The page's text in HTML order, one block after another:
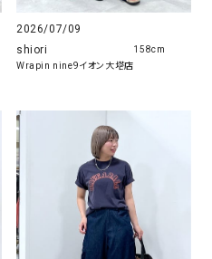
2026/07/09
shiori
Wrapin nine9イオン大塔店
158cm